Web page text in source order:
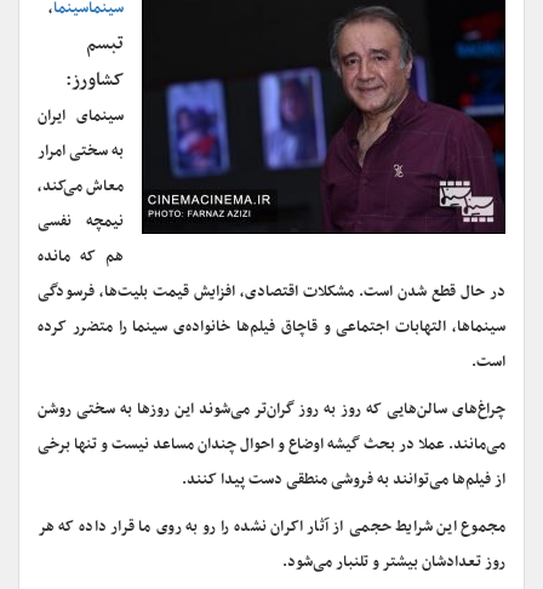
سینماسینما،
تبسم
کشاورز:
سینمای ایران
به سختی امرار
معاش می‌کند،
نیمچه نفسی
هم که مانده
در حال قطع شدن است. مشکلات اقتصادی، افزایش قیمت بلیت‌ها، فرسودگی
سینماها، التهابات اجتماعی و قاچاق فیلم‌ها خانواده‌ی سینما را متضرر کرده
است.
چراغ‌های سالن‌هایی که روز به روز گران‌تر می‌شوند این روزها به سختی روشن
می‌مانند. عملا در بحث گیشه اوضاع و احوال چندان مساعد نیست و تنها برخی
از فیلم‌ها می‌توانند به فروشی منطقی دست پیدا کنند.
مجموع این شرایط حجمی از آثار اکران نشده را رو به روی ما قرار داده که هر
روز تعدادشان بیشتر و تلنبار می‌شود.